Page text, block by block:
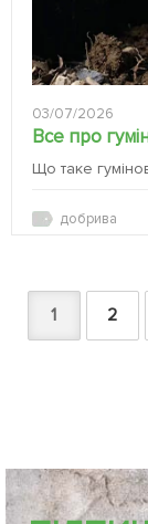
03/07/2026
Все про
Що таке
добрива
1 2